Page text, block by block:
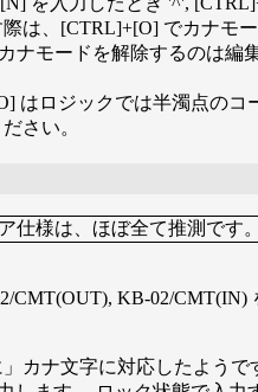
は、[CTRL]+[O] でカナモ
ナモードを解除するのは
はロジックでは半濁点の
さい。
仕様は、ほぼ全て推測です。
CMT(OUT), KB-02/CMT(IN)
カナ文字に対応したようで